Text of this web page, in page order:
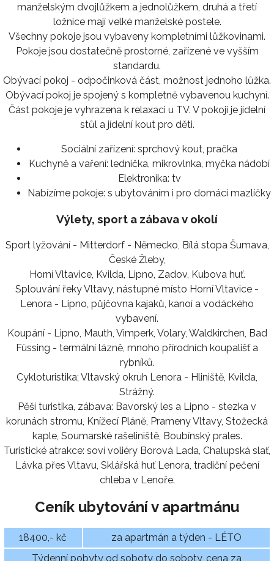
manželským dvojlůžkem a jednolůžkem, druhá a třetí
ložnice mají velké manželské postele.
Všechny pokoje jsou vybaveny kompletními lůžkovinami.
Pokoje jsou dostatečně prostorné, zařízené ve vyšším
standardu.
Obývací pokoj - odpočinková část, možnost jednoho lůžka.
Obývací pokoj je spojený s kompletně vybavenou kuchyní.
Část pokoje je vyhrazena k relaxaci u TV. V pokoji je jídelní
stůl a jídelní kout pro děti.
Sociální zařízení: sprchový kout, pračka
Kuchyně a vaření: lednička, mikrovlnka, myčka nádobí
Elektronika: tv
Nabízíme pokoje: s ubytováním i pro domácí mazlíčky
Výlety, sport a zábava v okolí
Sport lyžování - Mitterdorf - Německo, Bílá stopa Šumava,
České Žleby,
Horní Vltavice, Kvilda, Lipno, Zadov, Kubova huť.
Splouvání řeky Vltavy, nástupné místo Horní Vltavice -
Lenora - Lipno, půjčovna kajaků, kanoí a vodáckého
vybavení.
Koupání - Lipno, Mauth, Vimperk, Volary, Waldkirchen, Bad
Füssing - termální lázně, mnoho přírodních koupališť a
rybníků.
Cykloturistika; Vltavský okruh Lenora - Hliniště, Kvilda,
Strážný.
Pěší turistika, zábava: Bavorský les a Lipno - stezka v
korunách stromu, Knížecí Pláně, Prameny Vltavy, Stožecká
kaple, Soumarské rašeliniště, Boubínský prales.
Turistické atrakce: soví voliéry Borová Lada, Chalupská slať,
Lávka přes Vltavu, Sklářská huť Lenora, tradiční pečení
chleba v Lenoře.
Ceník ubytování v apartmánu
18400,- kč
za apartmán a týden - LÉTO
Týdenní pobyty od soboty do soboty, cena za